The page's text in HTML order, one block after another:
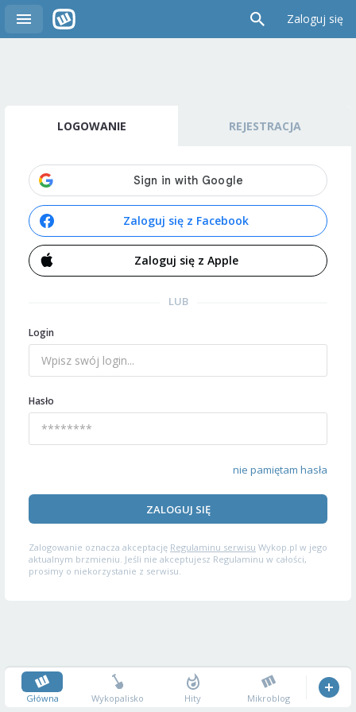
Zaloguj się
LOGOWANIE REJESTRACJA
Zaloguj się z Facebook
Zaloguj się z Apple
LUB
Login
Hasło
nie pamiętam hasła
ZALOGUJ SIĘ
Zalogowanie oznacza akceptację Regulaminu serwisu Wykop.pl w jego
aktualnym brzmieniu. Jeśli nie akceptujesz Regulaminu w całości,
prosimy o niekorzystanie z serwisu.
Główna Wykopalisko Hity Mikroblog